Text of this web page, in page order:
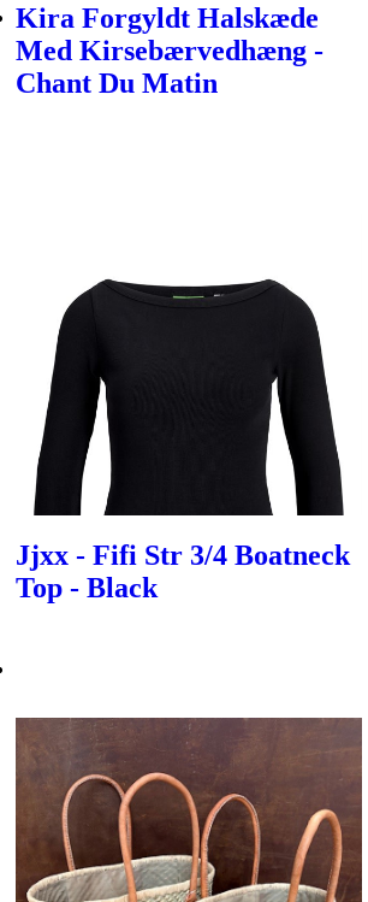
Kira Forgyldt Halskæde
Med Kirsebærvedhæng -
Chant Du Matin
Jjxx - Fifi Str 3/4 Boatneck
Top - Black